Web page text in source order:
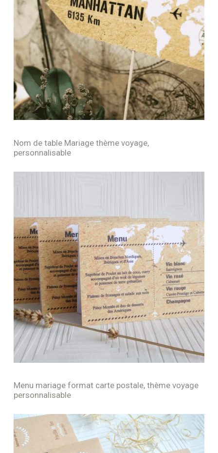
Nom de table Mariage thème voyage,
personnalisable
Menu mariage format carte postale, thème voyage
personnalisable